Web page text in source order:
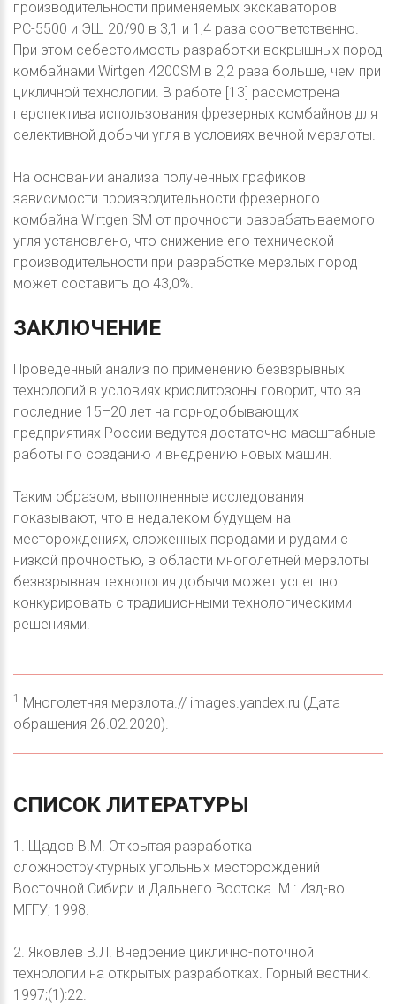
производительности применяемых экскаваторов
РС-5500 и ЭШ 20/90 в 3,1 и 1,4 раза соответственно.
При этом себестоимость разработки вскрышных пород
комбайнами Wirtgen 4200SM в 2,2 раза больше, чем при
цикличной технологии. В работе [13] рассмотрена
перспектива использования фрезерных комбайнов для
селективной добычи угля в условиях вечной мерзлоты.
На основании анализа полученных графиков
зависимости производительности фрезерного
комбайна Wirtgen SM от прочности разрабатываемого
угля установлено, что снижение его технической
производительности при разработке мерзлых пород
может составить до 43,0%.
ЗАКЛЮЧЕНИЕ
Проведенный анализ по применению безвзрывных
технологий в условиях криолитозоны говорит, что за
последние 15–20 лет на горнодобывающих
предприятиях России ведутся достаточно масштабные
работы по созданию и внедрению новых машин.
Таким образом, выполненные исследования
показывают, что в недалеком будущем на
месторождениях, сложенных породами и рудами с
низкой прочностью, в области многолетней мерзлоты
безвзрывная технология добычи может успешно
конкурировать с традиционными технологическими
решениями.
1
Многолетняя мерзлота.// images.yandex.ru (Дата
обращения 26.02.2020).
СПИСОК ЛИТЕРАТУРЫ
1. Щадов В.М. Открытая разработка
сложноструктурных угольных месторождений
Восточной Сибири и Дальнего Востока. М.: Изд-во
МГГУ; 1998.
2. Яковлев В.Л. Внедрение циклично-поточной
технологии на открытых разработках. Горный вестник.
1997;(1):22.